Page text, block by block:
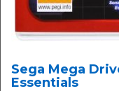
Sega Mega
Essentials